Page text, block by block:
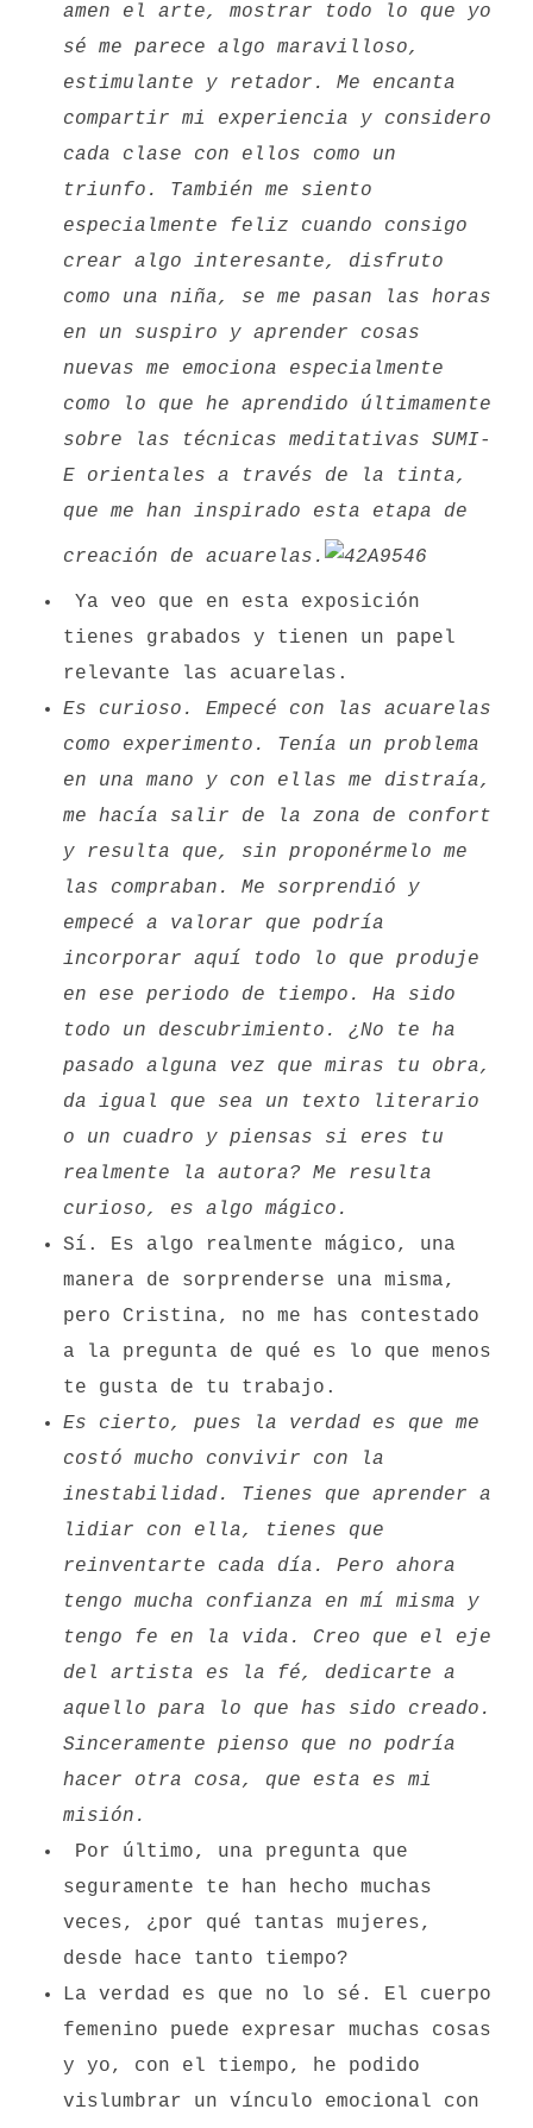
amen el arte, mostrar todo lo que yo
sé me parece algo maravilloso,
estimulante y retador. Me encanta
compartir mi experiencia y considero
cada clase con ellos como un
triunfo. También me siento
especialmente feliz cuando consigo
crear algo interesante, disfruto
como una niña, se me pasan las horas
en un suspiro y aprender cosas
nuevas me emociona especialmente
como lo que he aprendido últimamente
sobre las técnicas meditativas SUMI-
E orientales a través de la tinta,
que me han inspirado esta etapa de
creación de acuarelas.
Ya veo que en esta exposición
tienes grabados y tienen un papel
relevante las acuarelas.
Es curioso. Empecé con las acuarelas
como experimento. Tenía un problema
en una mano y con ellas me distraía,
me hacía salir de la zona de confort
y resulta que, sin proponérmelo me
las compraban. Me sorprendió y
empecé a valorar que podría
incorporar aquí todo lo que produje
en ese periodo de tiempo. Ha sido
todo un descubrimiento. ¿No te ha
pasado alguna vez que miras tu obra,
da igual que sea un texto literario
o un cuadro y piensas si eres tu
realmente la autora? Me resulta
curioso, es algo mágico.
Sí. Es algo realmente mágico, una
manera de sorprenderse una misma,
pero Cristina, no me has contestado
a la pregunta de qué es lo que menos
te gusta de tu trabajo.
Es cierto, pues la verdad es que me
costó mucho convivir con la
inestabilidad. Tienes que aprender a
lidiar con ella, tienes que
reinventarte cada día. Pero ahora
tengo mucha confianza en mí misma y
tengo fe en la vida. Creo que el eje
del artista es la fé, dedicarte a
aquello para lo que has sido creado.
Sinceramente pienso que no podría
hacer otra cosa, que esta es mi
misión.
Por último, una pregunta que
seguramente te han hecho muchas
veces, ¿por qué tantas mujeres,
desde hace tanto tiempo?
La verdad es que no lo sé. El cuerpo
femenino puede expresar muchas cosas
y yo, con el tiempo, he podido
vislumbrar un vínculo emocional con